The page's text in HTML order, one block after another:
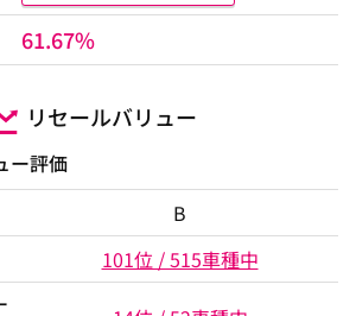
61.67%
リセールバリュー
ー評価
B
101位 / 515車種中